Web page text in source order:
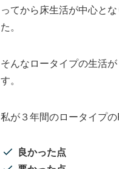
ってから床生活が中心と
た。
そんなロータイプの生活
す。
私が３年間のロータイプ
良かった点